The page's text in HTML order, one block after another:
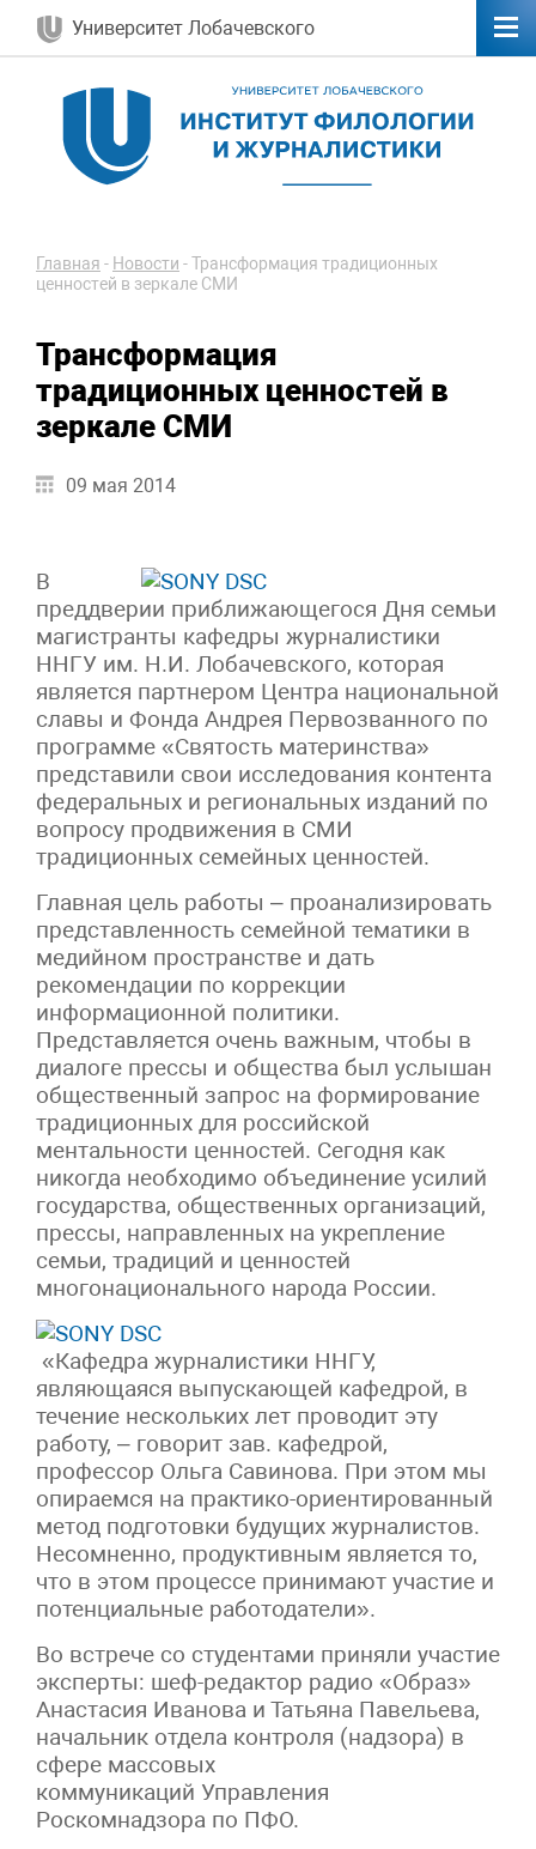
Университет Лобачевского
Главная - Новости -Трансформация традиционных
ценностей в зеркале СМИ
Трансформация
традиционных ценностей в
зеркале СМИ
09 мая 2014
В
преддверии приближающегося Дня семьи
магистранты кафедры журналистики
ННГУ им. Н.И. Лобачевского, которая
является партнером Центра национальной
славы и Фонда Андрея Первозванного по
программе «Святость материнства»
представили свои исследования контента
федеральных и региональных изданий по
вопросу продвижения в СМИ
традиционных семейных ценностей.
Главная цель работы – проанализировать
представленность семейной тематики в
медийном пространстве и дать
рекомендации по коррекции
информационной политики.
Представляется очень важным, чтобы в
диалоге прессы и общества был услышан
общественный запрос на формирование
традиционных для российской
ментальности ценностей. Сегодня как
никогда необходимо объединение усилий
государства, общественных организаций,
прессы, направленных на укрепление
семьи, традиций и ценностей
многонационального народа России.
«Кафедра журналистики ННГУ,
являющаяся выпускающей кафедрой, в
течение нескольких лет проводит эту
работу, – говорит зав. кафедрой,
профессор Ольга Савинова. При этом мы
опираемся на практико-ориентированный
метод подготовки будущих журналистов.
Несомненно, продуктивным является то,
что в этом процессе принимают участие и
потенциальные работодатели».
Во встрече со студентами приняли участие
эксперты: шеф-редактор радио «Образ»
Анастасия Иванова и Татьяна Павельева,
начальник отдела контроля (надзора) в
сфере массовых
коммуникаций Управления
Роскомнадзора по ПФО.